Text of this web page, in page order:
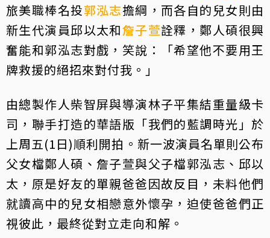
旅美職棒名投郭泓志擔綱，而各自的兒女則由
新生代演員邱以太和詹子萱詮釋，鄭人碩很興
奮能和郭泓志對戲，笑說：「希望他不要用王
牌救援的絕招來對付我。」
由總製作人柴智屏與導演林子平集結重量級卡
司，聯手打造的華語版「我們的藍調時光」於
上周五(1日)順利開拍。新一波演員名單則公布
父女檔鄭人碩、詹子萱與父子檔郭泓志、邱以
太，原是好友的單親爸爸因故反目，未料他們
就讀高中的兒女相戀意外懷孕，迫使爸爸們正
視彼此，最終從對立走向和解。